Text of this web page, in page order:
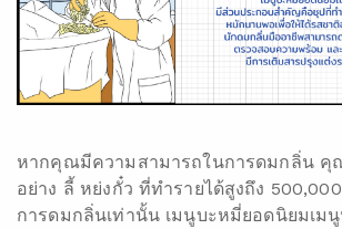
หากคุณมีความสามารถในการดมกลิ่น คุ
อย่าง ลี้ หย่งกั๋ว ที่ทำรายได้สูงถึง
การดมกลิ่นเท่านั้น เมนูบะหมี่ยอดนิยมเม